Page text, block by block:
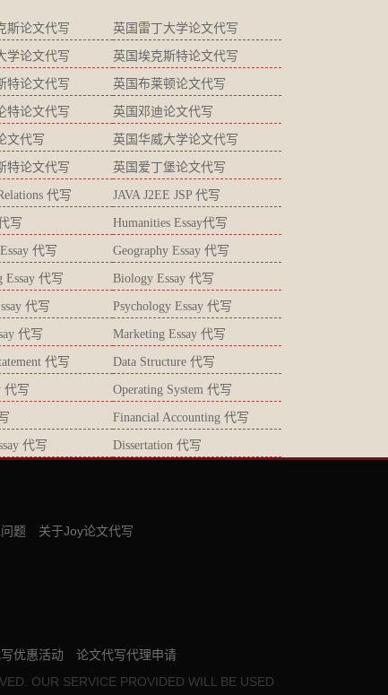
斯论文代写 英国雷丁大学论文代写
学论文代写 英国埃克斯特论文代写
特论文代写 英国布莱顿论文代写
特论文代写 英国邓迪论文代写
文代写 英国华威大学论文代写
特论文代写 英国爱丁堡论文代写
代写 JAVA J2EE JSP 代写
写 Humanities Essay代写
代写 Geography Essay 代写
Essay 代写 Biology Essay 代写
代写 Psychology Essay 代写
代写 Marketing Essay 代写
代写 Data Structure 代写
代写 Operating System 代写
Financial Accounting 代写
代写 Dissertation 代写
题 关于Joy论文代写
优惠活动
论文代写代理申请
OUR SERVICE PROVIDED WILL BE USED